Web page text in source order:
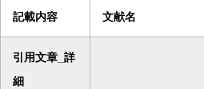
記載内容 文献名
引用文章_詳
細